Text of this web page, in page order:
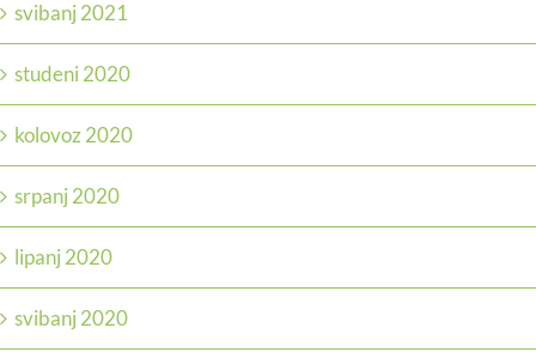
svibanj 2021
studeni 2020
kolovoz 2020
srpanj 2020
lipanj 2020
svibanj 2020